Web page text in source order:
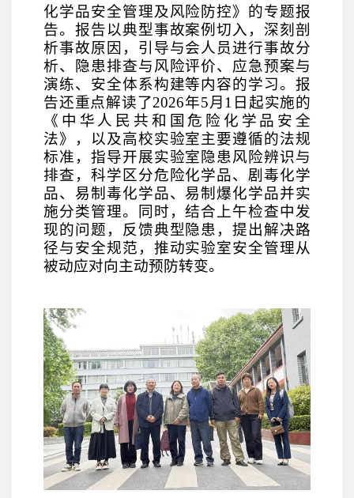
化学品安全管理及风险防控》的专题报
告。报告以典型事故案例切入，深刻剖
析事故原因 ，引导与会人员进行事故分
析、隐患排查与风险评价、应急预案与
演练、安全体系构建等内容的学习。报
告还重点解读了2026年5月1日起实施的
《中华人民共和国危险化学品安全
法》，以及高校实验室主要遵循的法规
标准，指导开展实验室隐患风险辨识与
排查，科学区分危险化学品、剧毒化学
品、易制毒化学品、易制爆化学品并实
施分类管理。同时，结合上午检查中发
现的问题，反馈典型隐患，提出解决路
径与安全规范，推动实验室安全管理从
被动应对向主动预防转变。